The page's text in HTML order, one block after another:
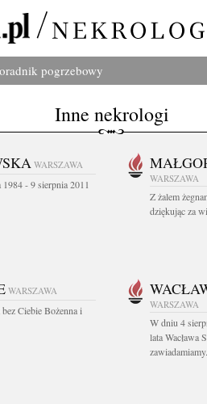
pogrzebowy
Inne nekrologi
WARSZAWA
- 9 sierpnia 2011
WARSZAWA
Z żalem
dziękując za
WARSZAWA
Ciebie Bożenna i
WARSZAWA
W dniu 4
lata Wacława